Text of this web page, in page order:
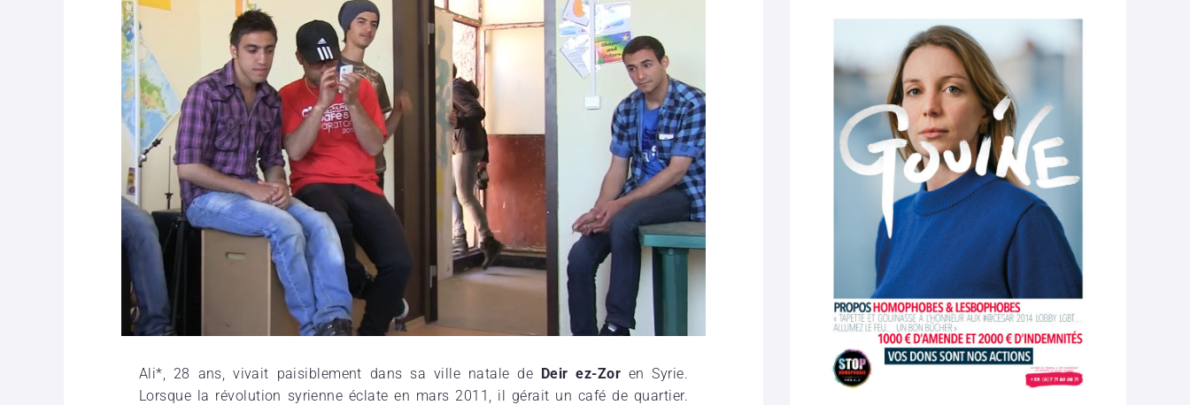
Ali*, 28 ans, vivait paisiblement dans sa ville natale de Deir ez-Zoren Syrie.
Lorsque la révolution syrienne éclate en mars 2011, il gérait un café de quartier.